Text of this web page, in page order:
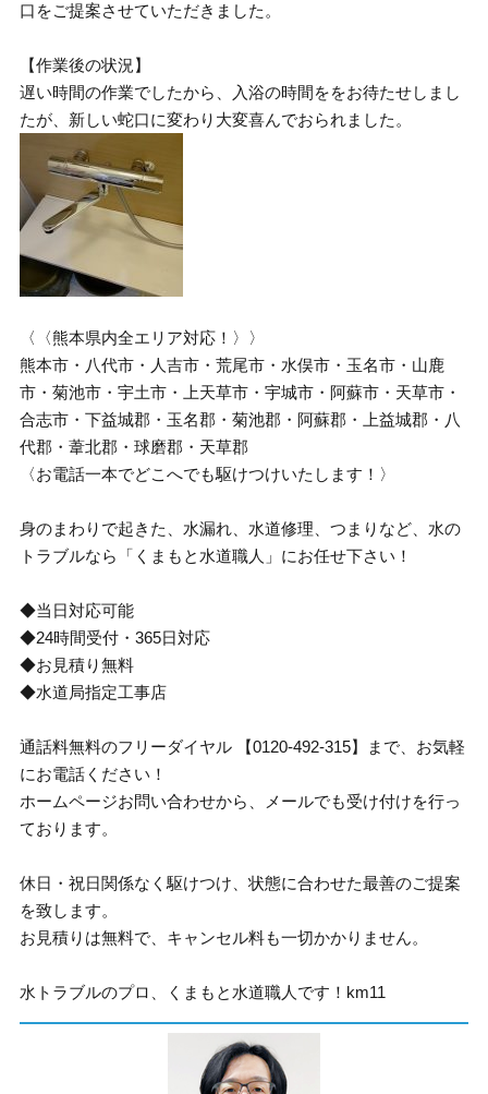
口をご提案させていただきました。
【作業後の状況】
遅い時間の作業でしたから、入浴の時間ををお待たせしまし
たが、新しい蛇口に変わり大変喜んでおられました。
〈〈熊本県内全エリア対応！〉〉
熊本市・八代市・人吉市・荒尾市・水俣市・玉名市・山鹿
市・菊池市・宇土市・上天草市・宇城市・阿蘇市・天草市・
合志市・下益城郡・玉名郡・菊池郡・阿蘇郡・上益城郡・八
代郡・葦北郡・球磨郡・天草郡
〈お電話一本でどこへでも駆けつけいたします！〉
身のまわりで起きた、水漏れ、水道修理、つまりなど、水の
トラブルなら「くまもと水道職人」にお任せ下さい！
◆当日対応可能
◆24時間受付・365日対応
◆お見積り無料
◆水道局指定工事店
通話料無料のフリーダイヤル 【0120-492-315】まで、お気軽
にお電話ください！
ホームページお問い合わせから、メールでも受け付けを行っ
ております。
休日・祝日関係なく駆けつけ、状態に合わせた最善のご提案
を致します。
お見積りは無料で、キャンセル料も一切かかりません。
水トラブルのプロ、くまもと水道職人です！km11